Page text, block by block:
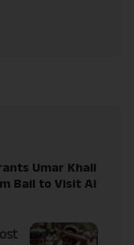
Umar Khali
Bail to Visit Ai